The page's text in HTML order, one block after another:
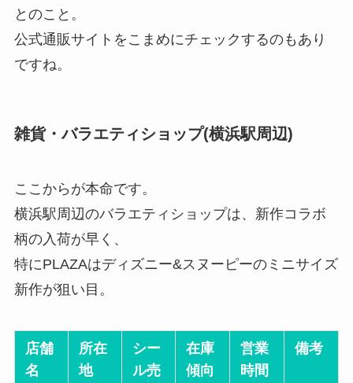
とのこと。
公式通販サイトをこまめにチェックするのもあり
ですね。
雑貨・バラエティショップ(横浜駅周辺)
ここからが本命です。
横浜駅周辺のバラエティショップは、新作コラボ
柄の入荷が早く、
特にPLAZAはディズニー&スヌーピーのミニサイズ
新作が狙い目。
店舗
名
所在
地
シー
ル売
在庫
傾向
営業
時間
備考